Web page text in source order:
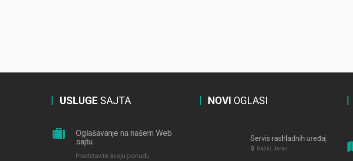
USLUGE SAJTA
Oglašavanje na našem Web
sajtu.
Predstavite svoju ponudu
NOVI OGLASI
Bački Jarak